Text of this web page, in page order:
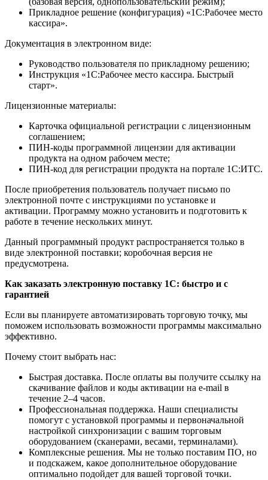
Прикладное решение (конфигурация) «1С:Рабочее место
кассира».
Документация в электронном виде:
Руководство пользователя по прикладному решению;
Инструкция «1С:Рабочее место кассира. Быстрый
старт».
Лицензионные материалы:
Карточка официальной регистрации с лицензионным
соглашением;
ПИН-коды программной лицензии для активации
продукта на одном рабочем месте;
ПИН-код для регистрации продукта на портале 1С:ИТС.
После приобретения пользователь получает письмо по
электронной почте с инструкциями по установке и
активации. Программу можно установить и подготовить к
работе в течение нескольких минут.
Данный программный продукт распространяется только в
виде электронной поставки; коробочная версия не
предусмотрена.
Как заказать электронную поставку 1С: быстро и с
гарантией
Если вы планируете автоматизировать торговую точку, мы
поможем использовать возможности программы максимально
эффективно.
Почему стоит выбрать нас:
Быстрая доставка. После оплаты вы получите ссылку на
скачивание файлов и коды активации на e‑mail в
течение 2–4 часов.
Профессиональная поддержка. Наши специалисты
помогут с установкой программы и первоначальной
настройкой синхронизации с вашим торговым
оборудованием (сканерами, весами, терминалами).
Комплексные решения. Мы не только поставим ПО, но
и подскажем, какое дополнительное оборудование
оптимально подойдет для вашей торговой точки.